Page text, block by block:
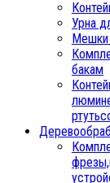
Урна
Мешки
бакам